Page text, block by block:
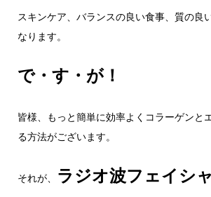
スキンケア、バランスの良い食事、質の良
なります。
で・す・が！
皆様、もっと簡単に効率よくコラーゲンと
る方法がございます。
それが、 ラジオ波フェイシ